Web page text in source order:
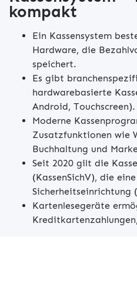
kompakt
Ein Kassensystem
Hardware, die
speichert.
Es gibt
hardwarebasierte
Android, Touchscreen).
Moderne
Zusatzfunktionen wie
Buchhaltung und
Seit 2020 gilt die
(KassenSichV), die
Sicherheitseinrichtung
Kartenlesegeräte